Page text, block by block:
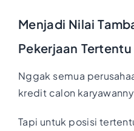
Menjadi Nilai
Pekerjaan Tertentu
Nggak semua
kredit calon
Tapi untuk posisi